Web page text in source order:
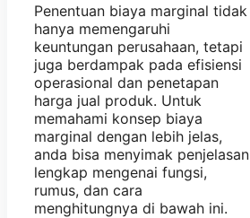
Penentuan biaya marginal tidak
hanya memengaruhi
keuntungan perusahaan, tetapi
juga berdampak pada efisiensi
operasional dan penetapan
harga jual produk. Untuk
memahami konsep biaya
marginal dengan lebih jelas,
anda bisa menyimak penjelasan
lengkap mengenai fungsi,
rumus, dan cara
menghitungnya di bawah ini.